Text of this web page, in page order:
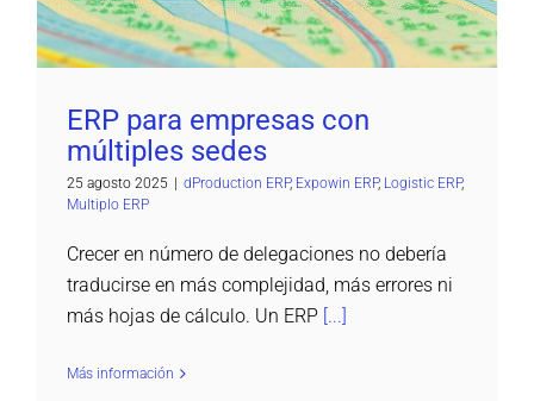
ERP para empresas con
múltiples sedes
25 agosto 2025 dProduction ERP, Expowin ERP, Logistic ERP,
Multiplo ERP
Crecer en número de delegaciones no debería
traducirse en más complejidad, más errores ni
más hojas de cálculo. Un ERP [...]
Más información